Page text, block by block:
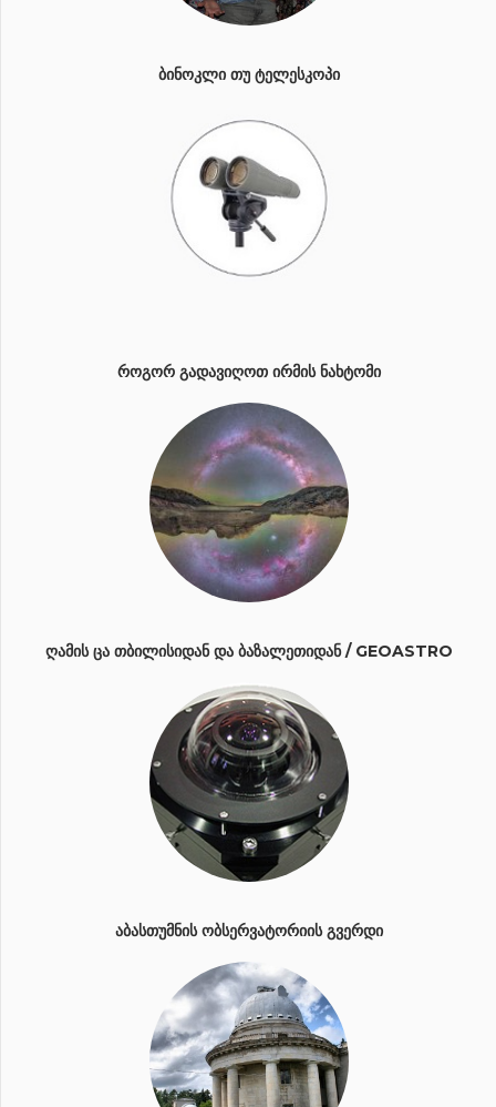
ᲑᲘᲜᲝᲙᲚᲘ ᲗᲣ ᲢᲔᲚᲔᲡᲙᲝᲞᲘ
ᲠᲝᲒᲝᲠ ᲒᲐᲓᲐᲕᲘᲦᲝᲗ ᲘᲠᲛᲘᲡ ᲜᲐᲮᲢᲝᲛᲘ
ᲦᲐᲛᲘᲡ ᲪᲐ ᲗᲑᲘᲚᲘᲡᲘᲓᲐᲜ ᲓᲐ ᲑᲐᲖᲐᲚᲔᲗᲘᲓᲐᲜ / GEOASTRO
ᲐᲑᲐᲡᲗᲣᲛᲜᲘᲡ ᲝᲑᲡᲔᲠᲕᲐᲢᲝᲠᲘᲘᲡ ᲒᲕᲔᲠᲓᲘ